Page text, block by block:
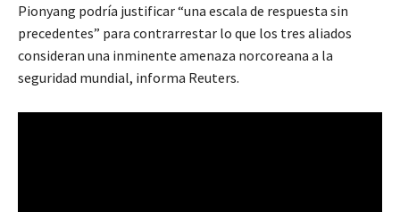
Pionyang podría justificar “una escala de respuesta sin
precedentes” para contrarrestar lo que los tres aliados
consideran una inminente amenaza norcoreana a la
seguridad mundial, informa Reuters.